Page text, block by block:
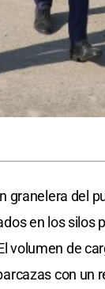
granelera del
en los silos
volumen de
con un